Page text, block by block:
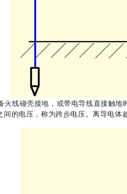
线碰壳接地，或带电导线直接触地
的电压，称为跨步电压。离导电体